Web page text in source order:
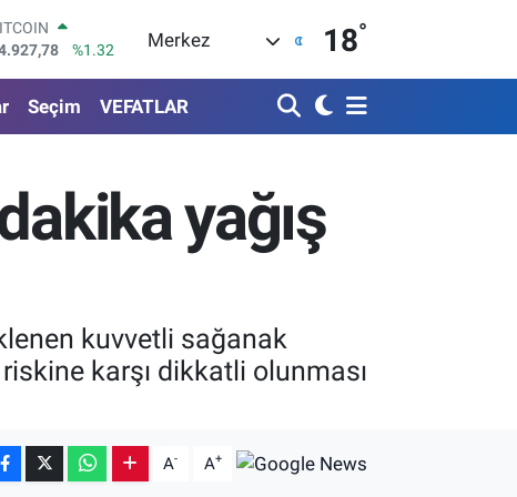
%0.08
%-0.02
%0.16
%11
Merkez 18°
Seçim VEFATLAR
yağış
kuvvetli sağanak
riskine karşı dikkatli olunması
A- A+